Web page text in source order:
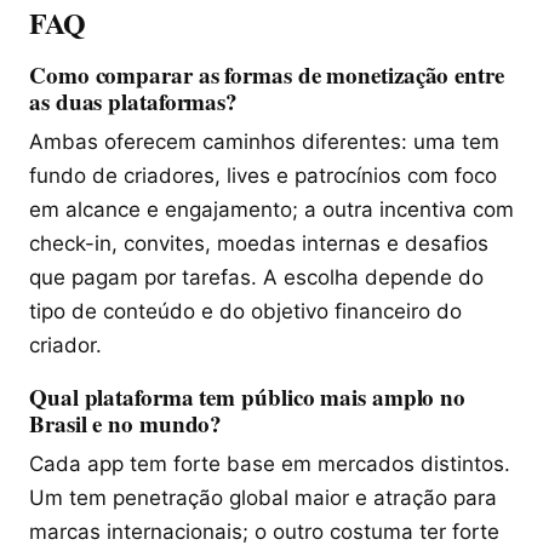
FAQ
Como comparar as formas de monetização entre
as duas plataformas?
Ambas oferecem caminhos diferentes: uma tem
fundo de criadores, lives e patrocínios com foco
em alcance e engajamento; a outra incentiva com
check-in, convites, moedas internas e desafios
que pagam por tarefas. A escolha depende do
tipo de conteúdo e do objetivo financeiro do
criador.
Qual plataforma tem público mais amplo no
Brasil e no mundo?
Cada app tem forte base em mercados distintos.
Um tem penetração global maior e atração para
marcas internacionais; o outro costuma ter forte